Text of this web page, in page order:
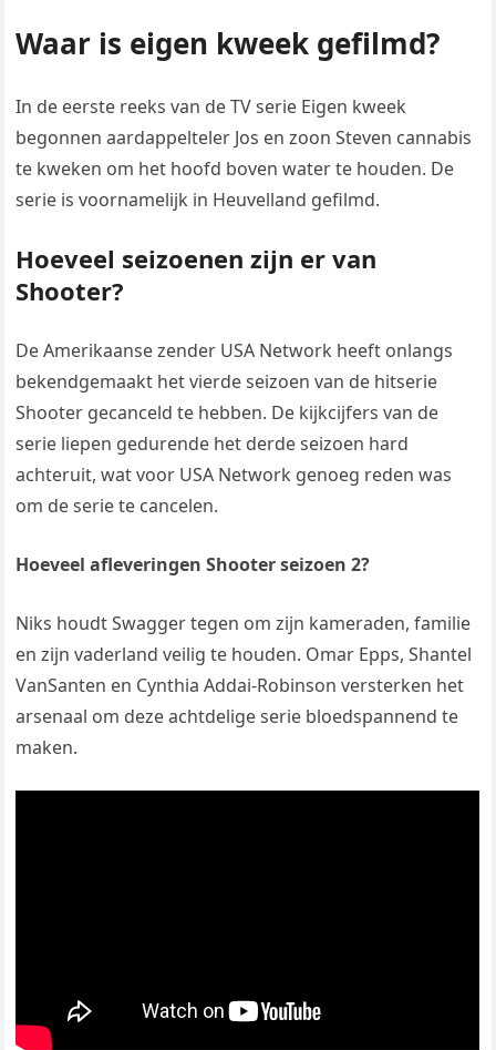
Waar is eigen kweek gefilmd?
In de eerste reeks van de TV serie Eigen kweek
begonnen aardappelteler Jos en zoon Steven cannabis
te kweken om het hoofd boven water te houden. De
serie is voornamelijk in Heuvelland gefilmd.
Hoeveel seizoenen zijn er van
Shooter?
De Amerikaanse zender USA Network heeft onlangs
bekendgemaakt het vierde seizoen van de hitserie
Shooter gecanceld te hebben. De kijkcijfers van de
serie liepen gedurende het derde seizoen hard
achteruit, wat voor USA Network genoeg reden was
om de serie te cancelen.
Hoeveel afleveringen Shooter seizoen 2?
Niks houdt Swagger tegen om zijn kameraden, familie
en zijn vaderland veilig te houden. Omar Epps, Shantel
VanSanten en Cynthia Addai-Robinson versterken het
arsenaal om deze achtdelige serie bloedspannend te
maken.